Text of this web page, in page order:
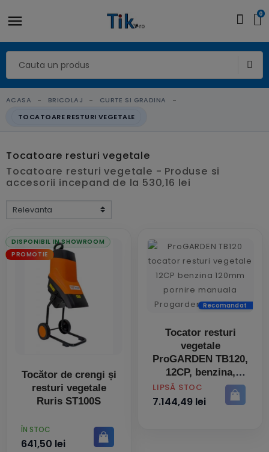
0
ACASA BRICOLAJ
CURTE SI GRADINA
TOCATOARE RESTURI VEGETALE
Tocatoare resturi vegetale
Tocatoare resturi vegetale - Produse si
accesorii incepand de la 530,16 lei
DISPONIBIL IN SHOWROOM
PROMOTIE
Tocător de crengi și
resturi vegetale
Ruris ST100S
PRET
ÎN STOC
641,50 lei
Recomandat
Tocator resturi
vegetale
ProGARDEN TB120,
12CP, benzina,
120mm, pornire
manuala
PRET
LIPSĂ STOC
7.144,49 lei